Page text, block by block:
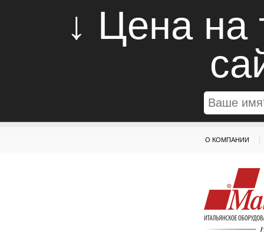
↓ Цена на
О КОМПАНИИ